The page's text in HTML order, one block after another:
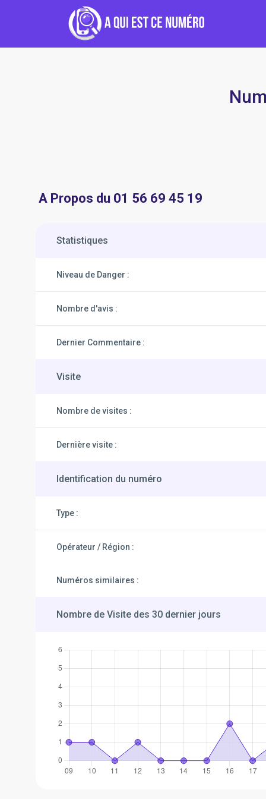
A Propos du 01 56 69 45 19
Statistiques
Niveau de Danger :
Nombre d'avis :
Dernier Commentaire :
Visite
Nombre de visites :
Dernière visite :
Identification du numéro
Type :
Opérateur / Région :
Numéros similaires :
Nombre de Visite des 30 dernier jours